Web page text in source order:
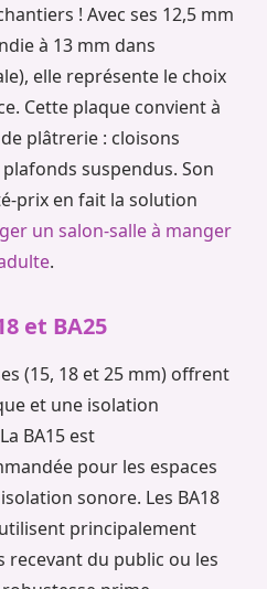
! Avec ses 12,5 mm
à 13 mm dans
elle représente le choix
Cette plaque convient à
plâtrerie : cloisons
suspendus. Son
prix en fait la solution
un salon-salle à manger
.
et BA25
(15, 18 et 25 mm) offrent
et une isolation
BA15 est
pour les espaces
sonore. Les BA18
principalement
recevant du public ou les